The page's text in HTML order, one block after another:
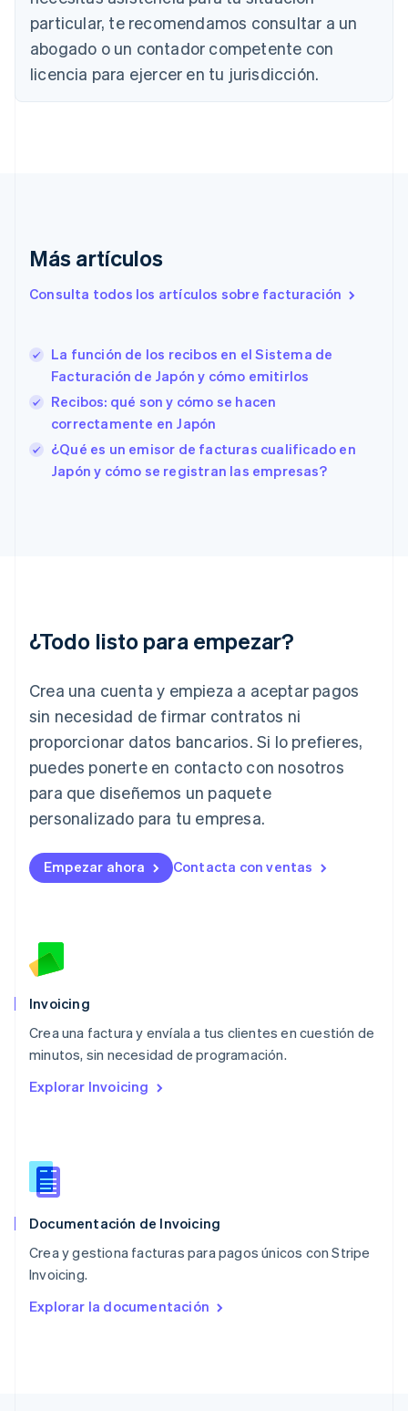
particular, te recomendamos consultar a un
abogado o un contador competente con
licencia para ejercer en tu jurisdicción.
Más artículos
Consulta todos los artículos sobre facturación
La función de los recibos en el Sistema de
Facturación de Japón y cómo emitirlos
Recibos: qué son y cómo se hacen
correctamente en Japón
¿Qué es un emisor de facturas cualificado en
Japón y cómo se registran las empresas?
¿Todo listo para empezar?
Crea una cuenta y empieza a aceptar pagos
sin necesidad de firmar contratos ni
proporcionar datos bancarios. Si lo prefieres,
puedes ponerte en contacto con nosotros
para que diseñemos un paquete
personalizado para tu empresa.
Empezar ahora Contacta con ventas
Invoicing
Crea una factura y envíala a tus clientes en cuestión de
minutos, sin necesidad de programación.
Explorar Invoicing
Documentación de Invoicing
Crea y gestiona facturas para pagos únicos con Stripe
Invoicing.
Explorar la documentación
English Français
China continental
简体中文 English
Chipre
Croacia
Eslovenia
España
EnglishEspañol简体中文
Estonia
Finlandia
EnglishSvenska
Francia
Français
Gibraltar
English
Italiano English
日本語English
Letonia
English
Liechtenstein
Deutsch English
Lituania
Luxemburgo
FrançaisDeutschEnglish
Malasia
English
México
Noruega
English
Nueva Zelandia
English
NederlandsEnglish
Português
RAE de Hong Kong, China
Reino Unido
República Checa
English
English